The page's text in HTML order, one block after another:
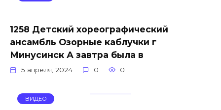
1258 Детский хореографический
ансамбль Озорные каблучки г
Минусинск А завтра была в
5 апреля, 2024 0 0
ВИДЕО